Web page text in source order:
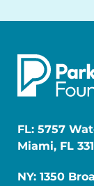
FL: 5757
Miami, FL
NY: 1350